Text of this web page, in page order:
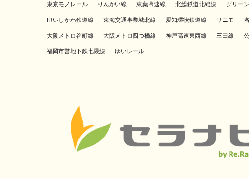
東京モノレール りんかい線 東葉高速線 北総鉄道北総線 グリー
IRいしかわ鉄道線 東海交通事業城北線 愛知環状鉄道線 リニモ
大阪メトロ谷町線 大阪メトロ四つ橋線 神戸高速東西線 三田線
福岡市営地下鉄七隈線 ゆいレール